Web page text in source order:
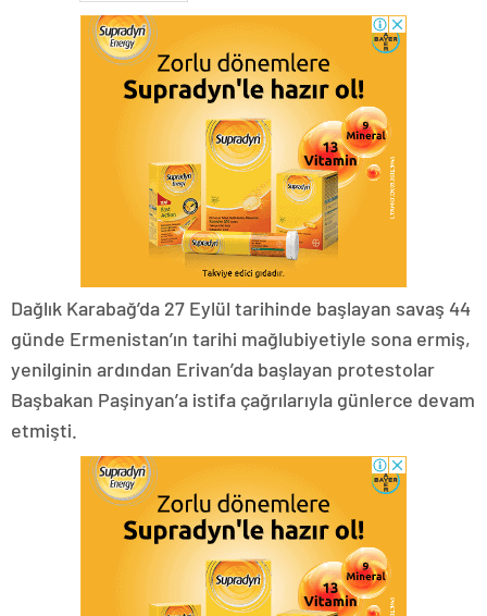
Dağlık Karabağ’da 27 Eylül tarihinde başlayan savaş 44
günde Ermenistan’ın tarihi mağlubiyetiyle sona ermiş,
yenilginin ardından Erivan’da başlayan protestolar
Başbakan Paşinyan’a istifa çağrılarıyla günlerce devam
etmişti.